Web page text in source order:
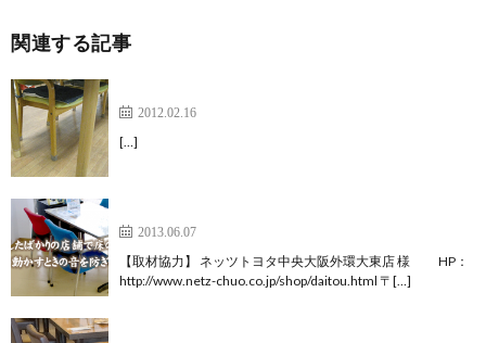
関連する記事
2012.02.16
[…]
2013.06.07
【取材協力】 ネッツトヨタ中央大阪外環大東店 様 HP：
http://www.netz-chuo.co.jp/shop/daitou.html 〒[…]